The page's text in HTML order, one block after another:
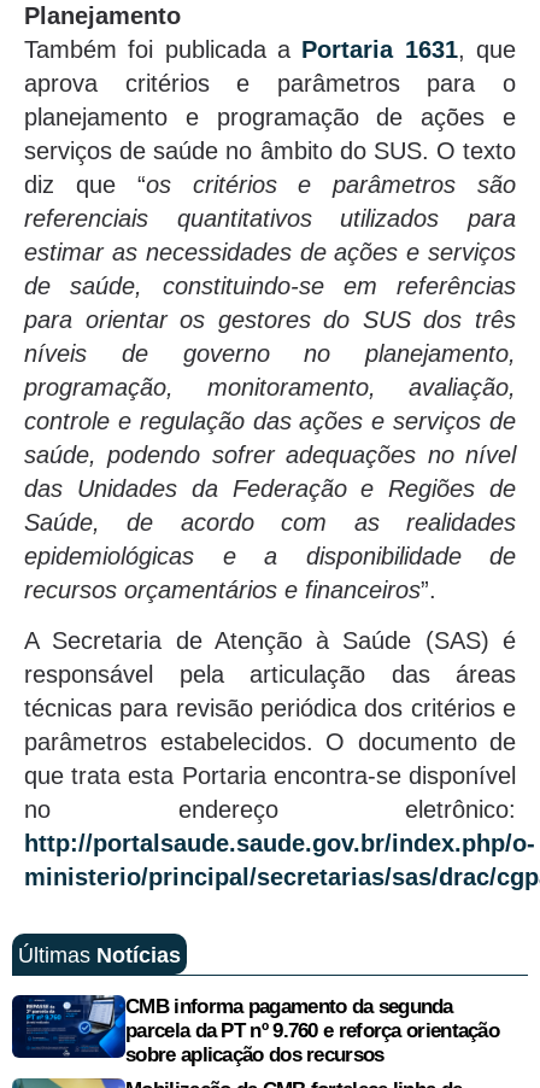
Planejamento
Também foi publicada a Portaria 1631, que
aprova critérios e parâmetros para o
planejamento e programação de ações e
serviços de saúde no âmbito do SUS. O texto
diz que “os critérios e parâmetros são
referenciais quantitativos utilizados para
estimar as necessidades de ações e serviços
de saúde, constituindo-se em referências
para orientar os gestores do SUS dos três
níveis de governo no planejamento,
programação, monitoramento, avaliação,
controle e regulação das ações e serviços de
saúde, podendo sofrer adequações no nível
das Unidades da Federação e Regiões de
Saúde, de acordo com as realidades
epidemiológicas e a disponibilidade de
recursos orçamentários e financeiros”.
A Secretaria de Atenção à Saúde (SAS) é
responsável pela articulação das áreas
técnicas para revisão periódica dos critérios e
parâmetros estabelecidos. O documento de
que trata esta Portaria encontra-se disponível
no endereço eletrônico:
http://portalsaude.saude.gov.br/index.php/o-
ministerio/principal/secretarias/sas/drac/
Últimas Notícias
CMB informa pagamento da segunda
parcela da PT nº 9.760 e reforça orientação
sobre aplicação dos recursos